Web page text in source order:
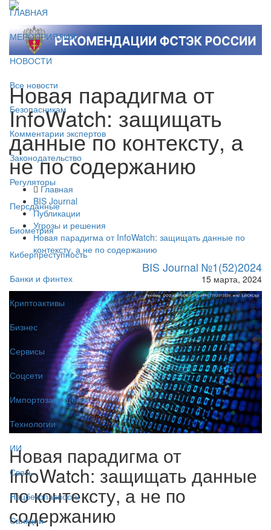
ГЛАВНАЯ
МЕРОПРИЯТИЯ
НОВОСТИ
Все новости
Безопасникам
Комментарии экспертов
Законодательство
Регуляторы
Персданные
Биометрия
Киберпреступность
Банки и финтех
Криптоактивы
Бизнес
Сервисы
Соцсети
Импортозамещение
Технологии
ИИ
Связь
Нацбезопасность
Санкции
Новая парадигма от
InfoWatch: защищать
данные по контексту, а
не по содержанию
Главная
BIS Journal
Публикации
Угрозы и решения
Новая парадигма от InfoWatch: защищать данные по
контексту, а не по содержанию
BIS Journal №1(52)2024
15 марта, 2024
Новая парадигма от
InfoWatch: защищать данные
по контексту, а не по
содержанию